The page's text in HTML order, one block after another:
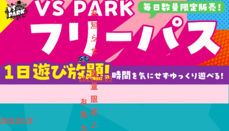
2026.06.09
お
知
ら
お
知
ら
せ
数
量
限
定
♪
2023.09.26